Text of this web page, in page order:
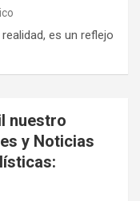
es un reflejo
nuestro
y Noticias